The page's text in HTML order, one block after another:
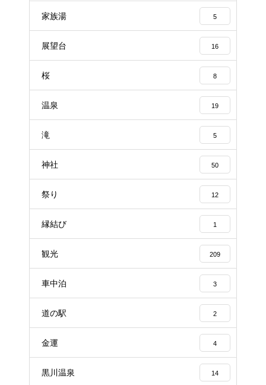
家族湯 5
展望台 16
桜 8
温泉 19
滝 5
神社 50
祭り 12
縁結び 1
観光 209
車中泊 3
道の駅 2
金運 4
黒川温泉 14